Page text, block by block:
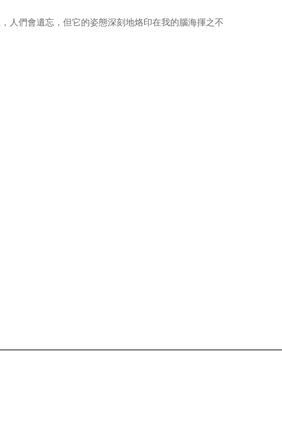
人們會遺忘，但它的姿態深刻地烙印在我的腦海揮之不